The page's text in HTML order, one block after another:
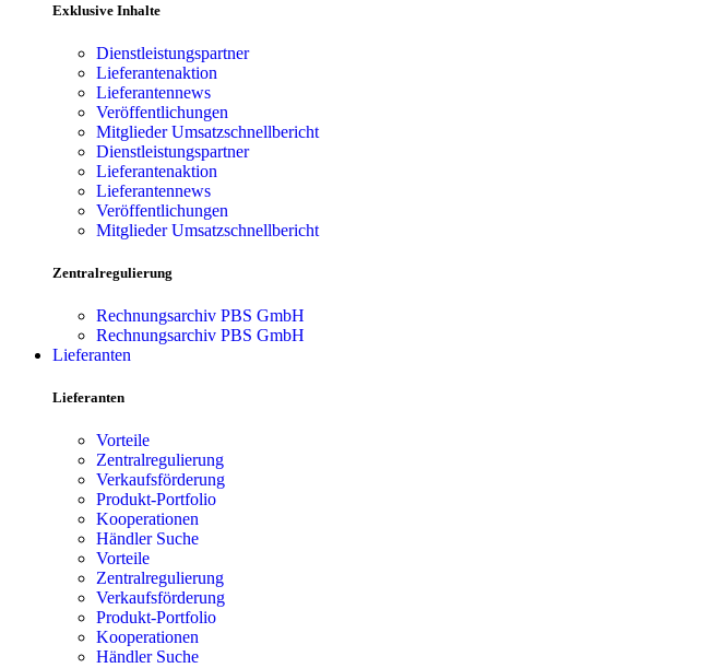
Exklusive Inhalte
Dienstleistungspartner
Lieferantenaktion
Lieferantennews
Veröffentlichungen
Mitglieder Umsatzschnellbericht
Dienstleistungspartner
Lieferantenaktion
Lieferantennews
Veröffentlichungen
Mitglieder Umsatzschnellbericht
Zentralregulierung
Rechnungsarchiv PBS GmbH
Rechnungsarchiv PBS GmbH
Lieferanten
Lieferanten
Vorteile
Zentralregulierung
Verkaufsförderung
Produkt-Portfolio
Kooperationen
Händler Suche
Vorteile
Zentralregulierung
Verkaufsförderung
Produkt-Portfolio
Kooperationen
Händler Suche